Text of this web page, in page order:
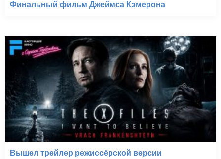
Финальный фильм Джеймса Кэмерона
Вышел трейлер режиссёрской версии